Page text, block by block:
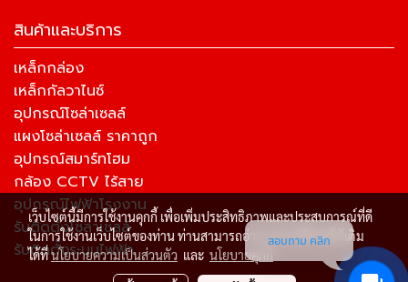
สินค้าและบริการ
เหล็กกล่อง
เหล็กกัลวาไนซ์
อุปกรณ์โซล่าเซลล์
แผงโซล่าเซลล์ ราคาถูก
อุปกรณ์สมาร์ทโฮม
กล้อง CCTV ไร้สาย
อุปกรณ์ไฟฟ้าโรงงาน
รับติดตั้งโซล่าเซลล์
รับติดตั้งระบบไฟฟ้า
เว็บไซต์นี้มีการใช้งานคุกกี้ เพื่อเพิ่มประสิทธิภาพและประสบการณ์ที่ดี
ในการใช้งานเว็บไซต์ของท่าน ท่านสามารถอ่านรายละเอียดเพิ่มเติม
ได้ที่นโยบายความเป็นส่วนตัว และ นโยบายคุกกี้
สอบถาม คลิก